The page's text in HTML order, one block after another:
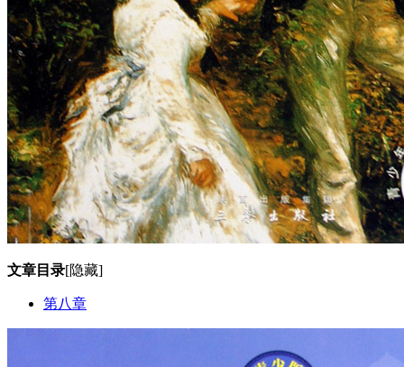
文章目录[隐藏]
第八章